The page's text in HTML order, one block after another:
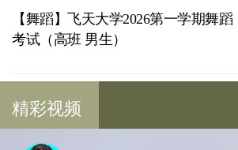
【舞蹈】飞天大学2026第一学期舞蹈
考试（高班 男生）
精彩视频